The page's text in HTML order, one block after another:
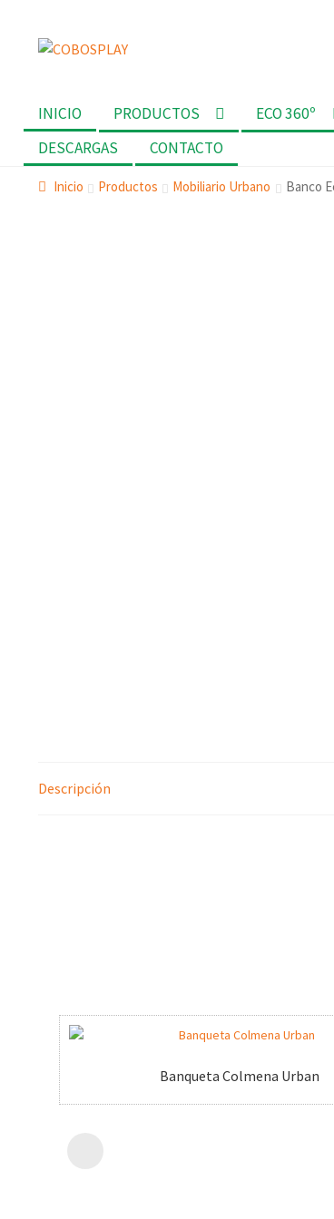
Ir
navegación
Ir
INICIO PRODUCTOS ECO 360º
DESCARGAS
CONTACTO
Inicio Productos Mobiliario Urbano Banco
Descripción
Banqueta Colmena Urban